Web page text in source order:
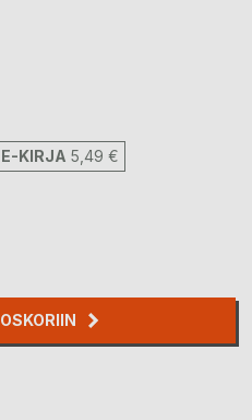
E-KIRJA 5,49 €